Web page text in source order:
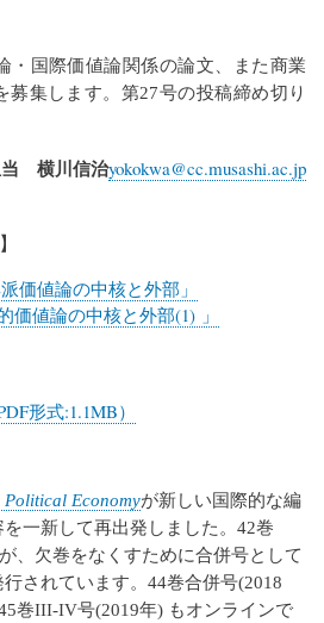
・国際価値論関係の論文、また商業
募集します。第27号の投稿締め切り
当 横川信治yokokwa@cc.musashi.ac.jp
価値論の中核と外部」
値論の中核と外部(1) 」
形式:1.1MB）
Political Economyが新しい国際的な編
一新して再出発しました。
42巻
、欠巻をなくすために合併号として
されています。
44巻合併号(2018
巻III-IV号(2019年) もオンラインで